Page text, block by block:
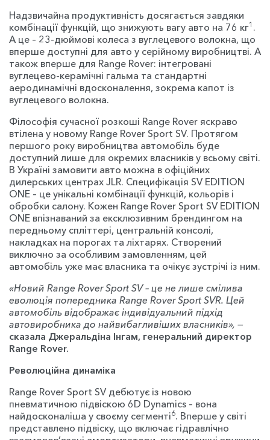
Надзвичайна продуктивність досягається завдяки
комбінації функцій, що знижують вагу авто на 76 кг1 .
А це – 23-дюймові колеса з вуглецевого волокна, що
вперше доступні для авто у серійному виробництві. А
також вперше для Range Rover: інтегровані
вуглецево-керамічні гальма та стандартні
аеродинамічні вдосконалення, зокрема капот із
вуглецевого волокна.
Філософія сучасної розкоші Range Rover яскраво
втілена у новому Range Rover Sport SV. Протягом
першого року виробництва автомобіль буде
доступний лише для окремих власників у всьому світі.
В Україні замовити авто можна в офіційних
дилерських центрах JLR. Специфікація SV EDITION
ONE – це унікальні комбінації функцій, кольорів і
обробки салону. Кожен Range Rover Sport SV EDITION
ONE впізнаваний за ексклюзивним брендингом на
передньому спліттері, центральній консолі,
накладках на порогах та ліхтарях. Створений
виключно за особливим замовленням, цей
автомобіль уже має власника та очікує зустрічі із ним.
«Новий Range Rover Sport SV – це не лише смілива
еволюція попередника Range Rover Sport SVR. Цей
автомобіль відображає індивідуальний підхід
автовиробника до найвибагливіших власників», —
сказала Джеральдіна Інгам, генеральний директор
Range Rover.
Революційна динаміка
Range Rover Sport SV дебютує із новою
пневматичною підвіскою 6D Dynamics – вона
найдосконаліша у своєму сегменті6. Вперше у світі
представлено підвіску, що включає гідравлічно